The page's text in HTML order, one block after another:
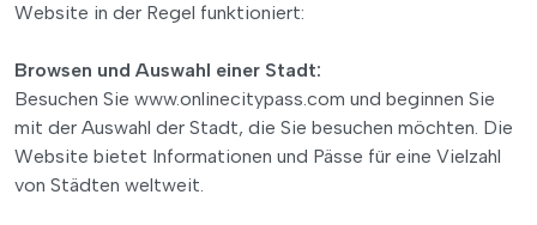
Website in der Regel funktioniert:
Browsen und Auswahl einer Stadt:
Besuchen Sie www.onlinecitypass.com und beginnen Sie
mit der Auswahl der Stadt, die Sie besuchen möchten. Die
Website bietet Informationen und Pässe für eine Vielzahl
von Städten weltweit.